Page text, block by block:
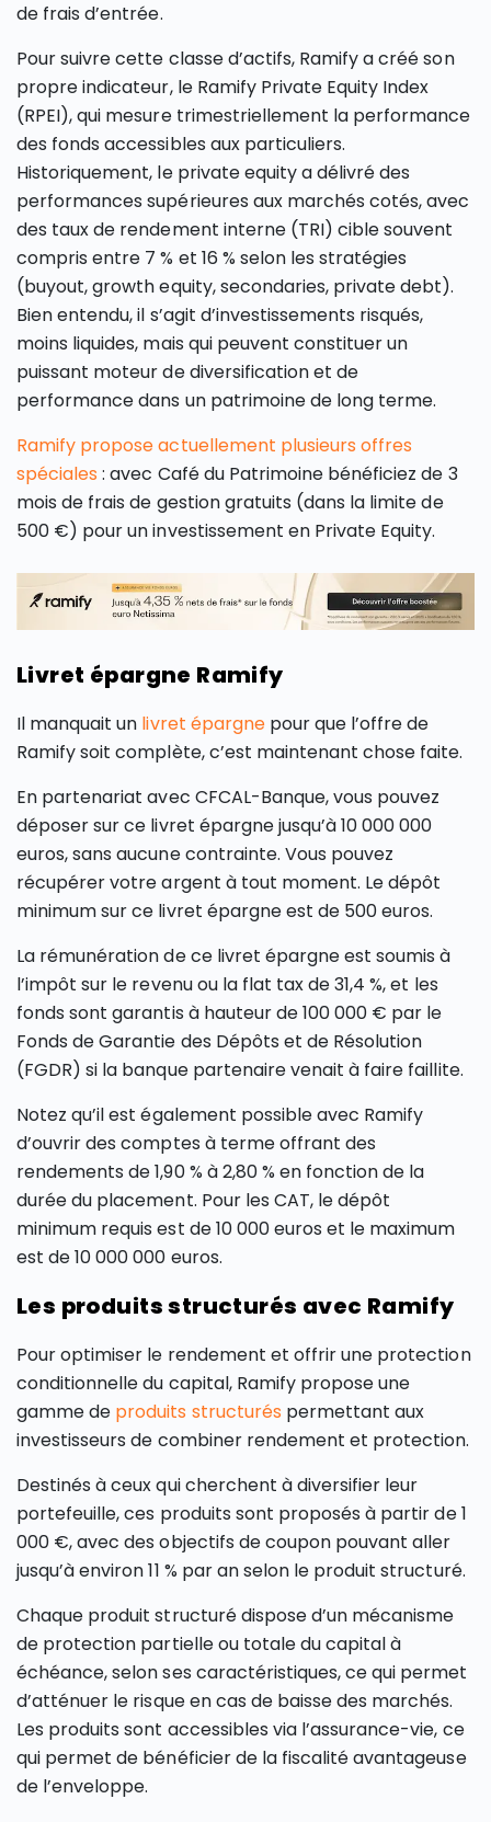
de frais d’entrée.
Pour suivre cette classe d’actifs, Ramify a créé son
propre indicateur, le Ramify Private Equity Index
(RPEI), qui mesure trimestriellement la performance
des fonds accessibles aux particuliers.
Historiquement, le private equity a délivré des
performances supérieures aux marchés cotés, avec
des taux de rendement interne (TRI) cible souvent
compris entre 7 % et 16 % selon les stratégies
(buyout, growth equity, secondaries, private debt).
Bien entendu, il s’agit d’investissements risqués,
moins liquides, mais qui peuvent constituer un
puissant moteur de diversification et de
performance dans un patrimoine de long terme.
Ramify propose actuellement plusieurs offres
spéciales : avec Café du Patrimoine bénéficiez de 3
mois de frais de gestion gratuits (dans la limite de
500 €) pour un investissement en Private Equity.
Livret épargne Ramify
Il manquait un livret épargnepour que l’offre de
Ramify soit complète, c’est maintenant chose faite.
En partenariat avec CFCAL-Banque, vous pouvez
déposer sur ce livret épargne jusqu’à 10 000 000
euros, sans aucune contrainte. Vous pouvez
récupérer votre argent à tout moment. Le dépôt
minimum sur ce livret épargne est de 500 euros.
La rémunération de ce livret épargne est soumis à
l’impôt sur le revenu ou la flat tax de 31,4 %, et les
fonds sont garantis à hauteur de 100 000 € par le
Fonds de Garantie des Dépôts et de Résolution
(FGDR) si la banque partenaire venait à faire faillite.
Notez qu’il est également possible avec Ramify
d’ouvrir des comptes à terme offrant des
rendements de 1,90 % à 2,80 % en fonction de la
durée du placement. Pour les CAT, le dépôt
minimum requis est de 10 000 euros et le maximum
est de 10 000 000 euros.
Les produits structurés avec Ramify
Pour optimiser le rendement et offrir une protection
conditionnelle du capital, Ramify propose une
gamme de produits structurés permettant aux
investisseurs de combiner rendement et protection.
Destinés à ceux qui cherchent à diversifier leur
portefeuille, ces produits sont proposés à partir de 1
000 €, avec des objectifs de coupon pouvant aller
jusqu’à environ 11 % par an selon le produit structuré.
Chaque produit structuré dispose d’un mécanisme
de protection partielle ou totale du capital à
échéance, selon ses caractéristiques, ce qui permet
d’atténuer le risque en cas de baisse des marchés.
Les produits sont accessibles via l’assurance-vie, ce
qui permet de bénéficier de la fiscalité avantageuse
de l’enveloppe.